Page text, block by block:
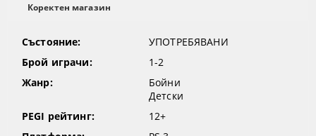
Коректен магазин
Състояние:
УПОТРЕБЯВАНИ
Брой играчи:
1-2
Жанр:
Бойни
Детски
PEGI рейтинг:
12+